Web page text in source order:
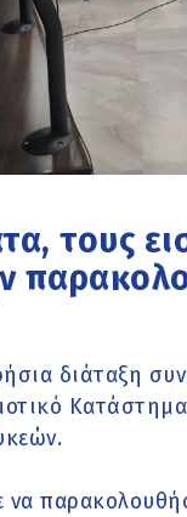
τους
διάταξη
να